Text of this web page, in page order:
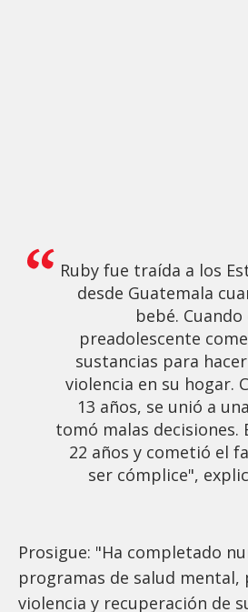
Ruby fue traída a los
desde Guatemala
bebé. Cuando
preadolescente
sustancias para
violencia en su hogar.
13 años, se unió a
tomó malas decisiones.
22 años y cometió el
ser cómplice",
Prosigue: "Ha completado
programas de salud mental,
violencia y recuperación de